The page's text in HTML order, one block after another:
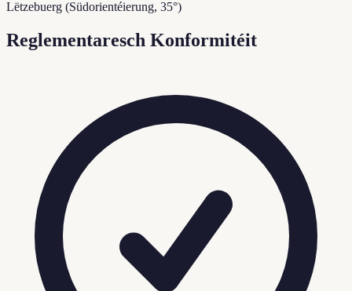
Lëtzebuerg (Südorientéierung, 35°)
Reglementaresch Konformitéit